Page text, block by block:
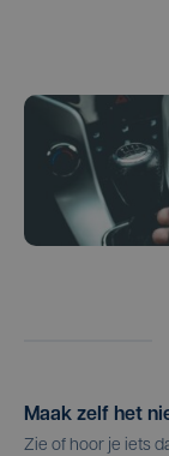
Maak zelf het
Zie of hoor je iets